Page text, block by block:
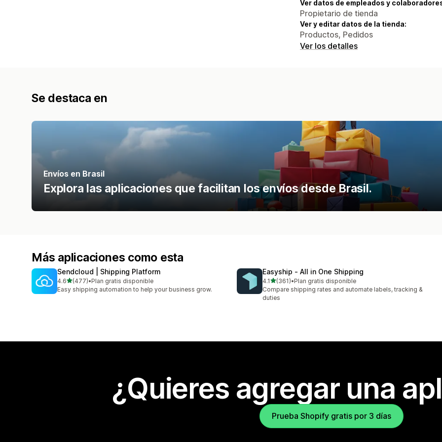
Ver datos de empleados y
Propietario de tienda
Ver y editar datos de la tienda:
Productos, Pedidos
Ver los detalles
Se destaca en
Envíos en Brasil
Explora las aplicaciones que facilitan los envíos desde Brasil.
Más aplicaciones como esta
Sendcloud | Shipping Platform
4.6de 5 estrellas
(477)
477 reseñas en total
•Plan gratis disponible
Easy shipping automation to help your business grow.
Easyship ‑ All in One Shipping
4.1de 5 estrellas
(361)
361 reseñas en total
•Plan gratis disponible
Compare shipping rates and automate labels, tracking &
duties
¿Quieres agregar una
Prueba Shopify gratis por 3 días